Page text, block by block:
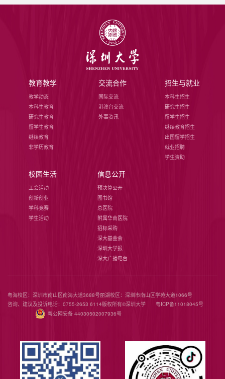
教育教学
教学动态
本科生教育
研究生教育
留学生教育
继续教育
非学历教育
交流合作
国际交流
港澳台交流
外事资讯
招生与就业
本科生招生
研究生招生
留学生招生
继续教育招生
出国留学招生
就业招聘
学生资助
校园生活
工会活动
创新创业
学科竞赛
学生活动
信息公开
预决算公开
图书馆
总医院
附属华南医院
招标采购
深大基金会
深圳大学报
深大广播电台
粤海校区：深圳市南山区南海大道3688号丽湖校区：深圳市南山区学苑大道1066号
咨询、建议及投诉电话：0755-2653 6114版权所有©️深圳大学 粤ICP备11018045号
粤公网安备 44030502007936号